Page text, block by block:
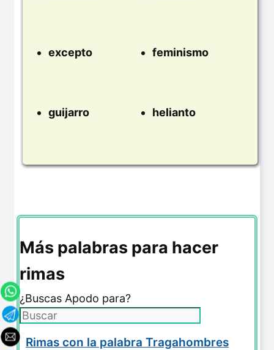
excepto feminismo
guijarro helianto
Más palabras para hacer
rimas
¿Buscas Apodo para?
Rimas con la palabra Tragahombres